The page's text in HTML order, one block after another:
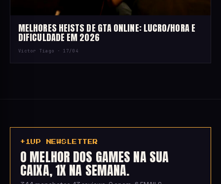
MELHORES HEISTS DE GTA ONLINE: LUCRO/HORA E
DIFICULDADE EM 2026
Victor Tiago ·17/04
+1UP NEWSLETTER
O MELHOR DOS GAMES NA SUA
CAIXA, 1X NA SEMANA.